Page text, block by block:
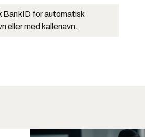
BankID for automatisk
eller med kallenavn.